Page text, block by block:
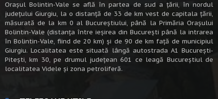
Oraşul Bolintin-Vale se află în partea de sud a ţării, în nordul
judeţului Giurgiu, la o distanţă de 33 de km vest de capitala țării,
măsurată de la km 0 al Bucureștiului, până la Primăria Orașului
Bolintin-Vale (distanța între ieșirea din București până la intrarea
în Bolintin-Vale, fiind de 20 km) şi de 90 de km faţă de municipiul
Giurgiu. Localitatea este situată lângă autostrada A1 Bucureşti-
Piteşti, km 30, pe drumul judeţean 601 ce leagă Bucureştiul de
localitatea Videle şi zona petroliferă.